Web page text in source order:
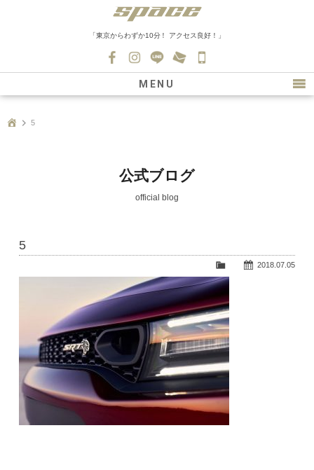
「東京からわずか10分！ アクセス良好！」
0139
MENU
新車情報
在庫車情報
会社紹介
スタッフ募集
5
公式ブログ
official blog
5
2018.07.05